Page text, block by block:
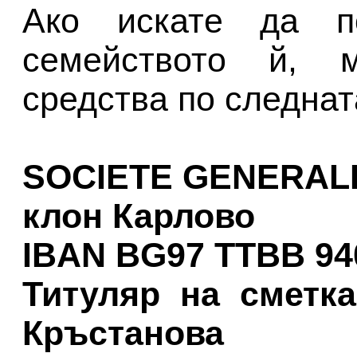
Ако искате да
семейството й,
средства по
SOCIETE
клон Карлово
IBAN BG97 TTBB
Титуляр на
Кръстанова